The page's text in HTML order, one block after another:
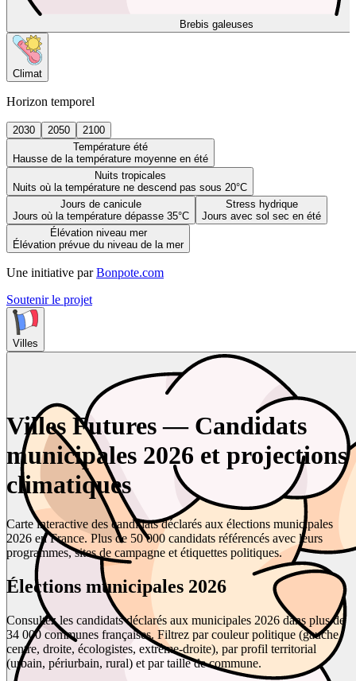
Brebis galeuses
Climat
Horizon temporel
2030 2050
2100
Température été
Hausse de la température moyenne en été
Nuits tropicales
Nuits où la température ne descend pas sous 20°C
Jours de canicule
Jours où la température dépasse 35°C
Stress hydrique
Jours avec sol sec en été
Élévation niveau mer
Élévation prévue du niveau de la mer
Une initiative par Bonpote.com
Soutenir le projet
Villes
Villes Futures — Candidats
municipales 2026 et projections
climatiques
Carte interactive des candidats déclarés aux élections municipales
2026 en France. Plus de 50 000 candidats référencés avec leurs
programmes, sites de campagne et étiquettes politiques.
Élections municipales 2026
Consultez les candidats déclarés aux municipales 2026 dans plus de
34 000 communes françaises. Filtrez par couleur politique (gauche,
centre, droite, écologistes, extrême-droite), par profil territorial
(urbain, périurbain, rural) et par taille de commune.